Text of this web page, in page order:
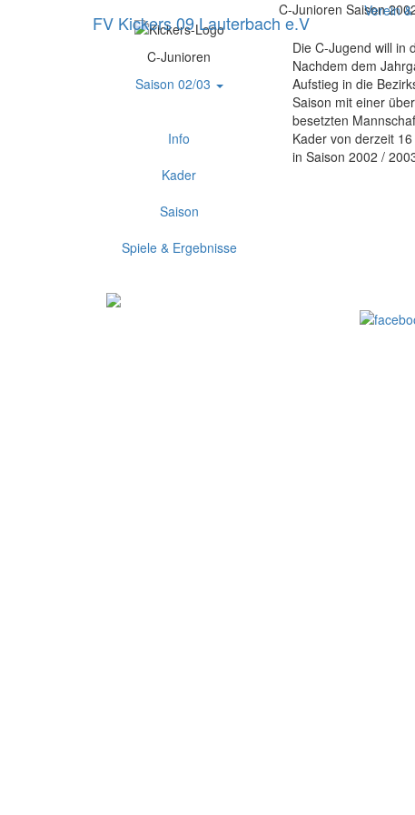
FV Kickers 09 Lauterbach e.V
Verein
C-Junioren
Saison 02/03
Info
Kader
Saison
Spiele & Ergebnisse
C-Junioren Saison
Die C-Jugend will in
Nachdem dem
Aufstieg in die
Saison mit einer
besetzten
Kader von derzeit
in Saison 2002 /